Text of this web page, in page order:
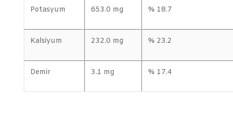
Potasyum 653.0 mg % 18.7
Kalsiyum 232.0 mg % 23.2
Demir 3.1 mg % 17.4